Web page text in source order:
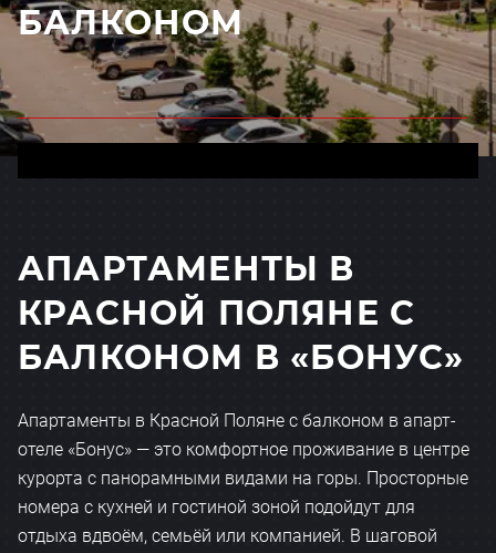
БАЛКОНОМ
АПАРТАМЕНТЫ В
КРАСНОЙ ПОЛЯНЕ С
БАЛКОНОМ В «БОНУС»
Апартаменты в Красной Поляне с балконом в апарт-
отеле «Бонус» — это комфортное проживание в центре
курорта с панорамными видами на горы. Просторные
номера с кухней и гостиной зоной подойдут для
отдыха вдвоём, семьёй или компанией. В шаговой